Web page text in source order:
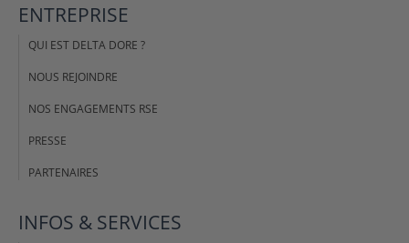
ENTREPRISE
QUI EST DELTA DORE ?
NOUS REJOINDRE
NOS ENGAGEMENTS RSE
PRESSE
PARTENAIRES
INFOS & SERVICES